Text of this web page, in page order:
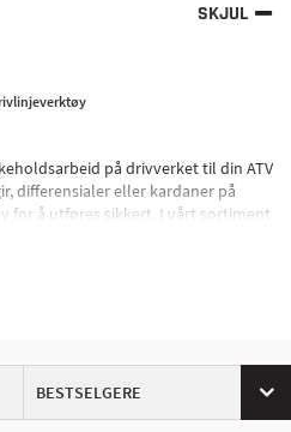
SKJUL
på drivverket til din ATV
differensialer eller kardaner på
for å utføres sikkert. I vårt sortiment
for drivverket til ulike
BESTSELGERE